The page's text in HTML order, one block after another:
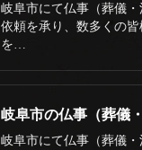
岐阜市にて仏事（葬儀
依頼を承り、数多くの
を…
岐阜市にて仏事（葬儀